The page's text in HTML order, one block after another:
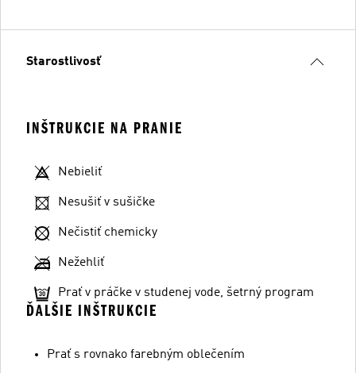
Starostlivosť
INŠTRUKCIE NA PRANIE
Nebieliť
Nesušiť v sušičke
Nečistiť chemicky
Nežehliť
Prať v práčke v studenej vode, šetrný program
ĎALŠIE INŠTRUKCIE
Prať s rovnako farebným oblečením